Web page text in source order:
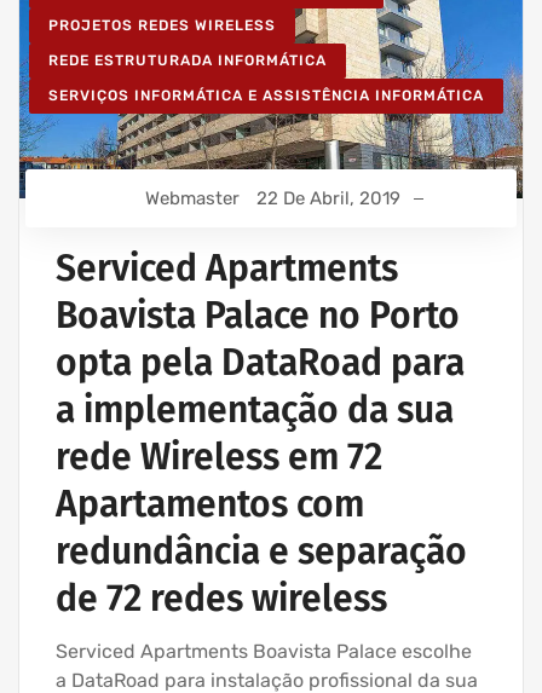
PROJETOS REDES WIRELESS
REDE ESTRUTURADA INFORMÁTICA
SERVIÇOS INFORMÁTICA E ASSISTÊNCIA INFORMÁTICA
Webmaster 22 De Abril, 2019
Serviced Apartments
Boavista Palace no Porto
opta pela DataRoad para
a implementação da sua
rede Wireless em 72
Apartamentos com
redundância e separação
de 72 redes wireless
Serviced Apartments Boavista Palace escolhe
a DataRoad para instalação profissional da sua